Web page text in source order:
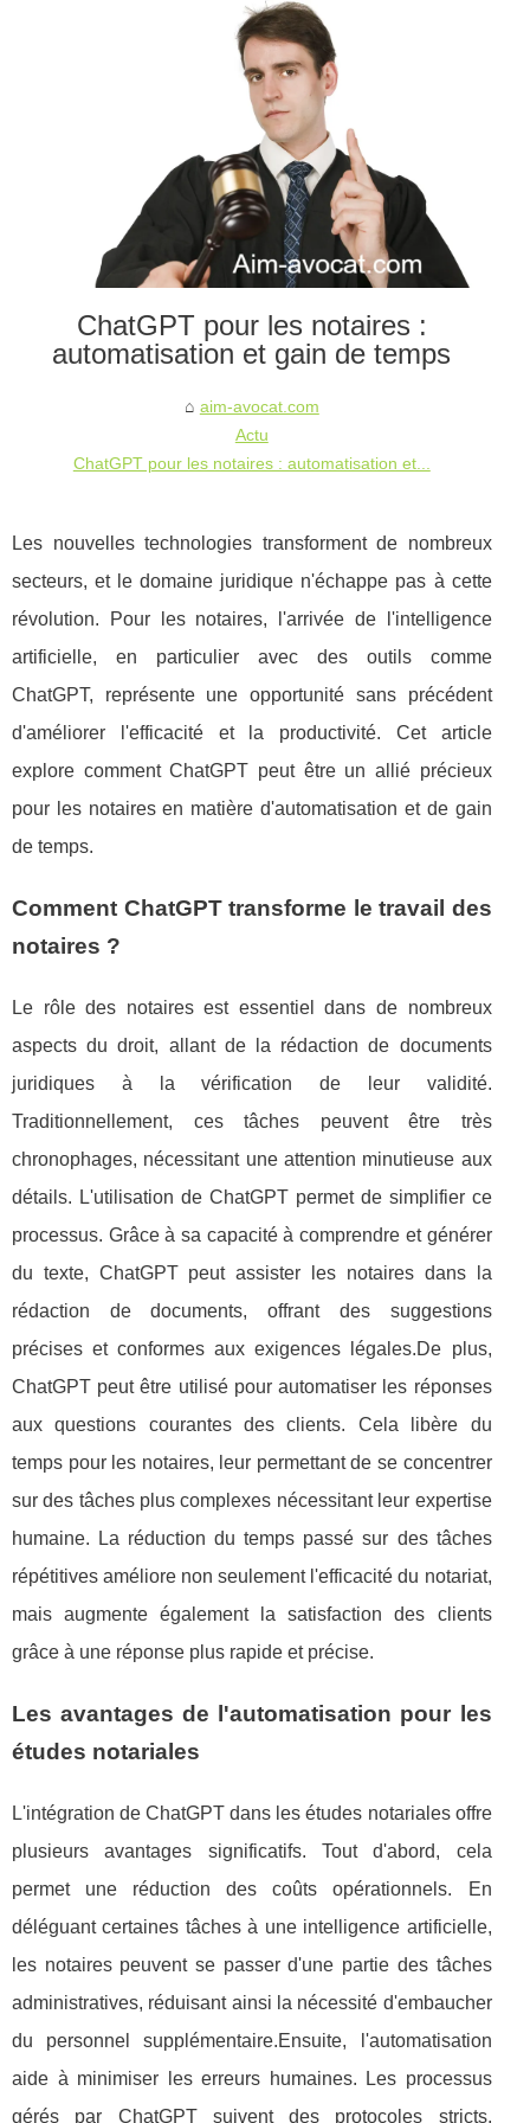
ChatGPT pour les notaires :
automatisation et gain de temps
aim-avocat.com
Actu
ChatGPT pour les notaires : automatisation et...
Les nouvelles technologies transforment de nombreux
secteurs, et le domaine juridique n'échappe pas à cette
révolution. Pour les notaires, l'arrivée de l'intelligence
artificielle, en particulier avec des outils comme
ChatGPT, représente une opportunité sans précédent
d'améliorer l'efficacité et la productivité. Cet article
explore comment ChatGPT peut être un allié précieux
pour les notaires en matière d'automatisation et de gain
de temps.
Comment ChatGPT transforme le travail des
notaires ?
Le rôle des notaires est essentiel dans de nombreux
aspects du droit, allant de la rédaction de documents
juridiques à la vérification de leur validité.
Traditionnellement, ces tâches peuvent être très
chronophages, nécessitant une attention minutieuse aux
détails. L'utilisation de ChatGPT permet de simplifier ce
processus. Grâce à sa capacité à comprendre et générer
du texte, ChatGPT peut assister les notaires dans la
rédaction de documents, offrant des suggestions
précises et conformes aux exigences légales.De plus,
ChatGPT peut être utilisé pour automatiser les réponses
aux questions courantes des clients. Cela libère du
temps pour les notaires, leur permettant de se concentrer
sur des tâches plus complexes nécessitant leur expertise
humaine. La réduction du temps passé sur des tâches
répétitives améliore non seulement l'efficacité du notariat,
mais augmente également la satisfaction des clients
grâce à une réponse plus rapide et précise.
Les avantages de l'automatisation pour les
études notariales
L'intégration de ChatGPT dans les études notariales offre
plusieurs avantages significatifs. Tout d'abord, cela
permet une réduction des coûts opérationnels. En
déléguant certaines tâches à une intelligence artificielle,
les notaires peuvent se passer d'une partie des tâches
administratives, réduisant ainsi la nécessité d'embaucher
du personnel supplémentaire.Ensuite, l'automatisation
aide à minimiser les erreurs humaines. Les processus
gérés par ChatGPT suivent des protocoles stricts,